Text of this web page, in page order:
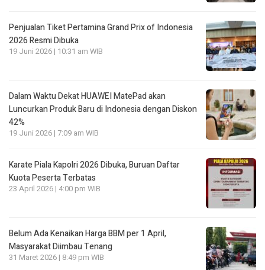
Penjualan Tiket Pertamina Grand Prix of Indonesia
2026 Resmi Dibuka
19 Juni 2026 | 10:31 am WIB
Dalam Waktu Dekat HUAWEI MatePad akan
Luncurkan Produk Baru di Indonesia dengan Diskon
42%
19 Juni 2026 | 7:09 am WIB
Karate Piala Kapolri 2026 Dibuka, Buruan Daftar
Kuota Peserta Terbatas
23 April 2026 | 4:00 pm WIB
Belum Ada Kenaikan Harga BBM per 1 April,
Masyarakat Diimbau Tenang
31 Maret 2026 | 8:49 pm WIB